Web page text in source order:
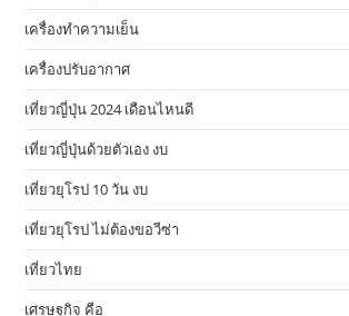
เครื่องทำความเย็น
เครื่องปรับอากาศ
เที่ยวญี่ปุ่น 2024 เดือนไหนดี
เที่ยวญี่ปุ่นด้วยตัวเอง งบ
เที่ยวยุโรป 10 วัน งบ
เที่ยวยุโรป ไม่ต้องขอวีซ่า
เที่ยวไทย
เศรษฐกิจ คือ